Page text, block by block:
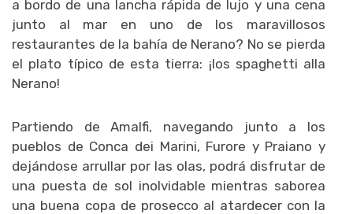
a bordo de una lancha rápida de lujo y una cena
junto al mar en uno de los maravillosos
restaurantes de la bahía de Nerano? No se pierda
el plato típico de esta tierra: ¡los spaghetti alla
Nerano!
Partiendo de Amalfi, navegando junto a los
pueblos de Conca dei Marini, Furore y Praiano y
dejándose arrullar por las olas, podrá disfrutar de
una puesta de sol inolvidable mientras saborea
una buena copa de prosecco al atardecer con la